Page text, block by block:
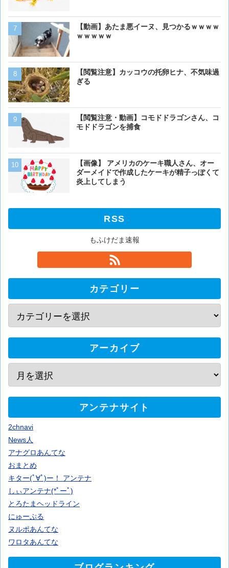
【動画】あたま悪イーヌ、見つかるｗｗｗｗ
ｗｗｗｗｗ
【閲覧注意】カッコウの托卵ヒナ、不気味過
ぎる
【閲覧注意・動画】コモドドラゴンさん、コ
モドドラゴンを捕食
【画像】 アメリカのケーキ職人さん、オー
ダーメイドで作成したケーキが精子っぽくて
炎上してしまう
【画像】ボクの横に来る実
【画像大量！】イッヌさん
ベーリング海のカニ漁「
死亡率は0.02％です」←意
【閲覧注意・動画】コモド
モドドラゴンを捕食
RSS
もふけだま速報
カテゴリー
アーカイブ
アンテナサイト
2chnavi
News人
アナグロあんてな
おまとめ
キター(ﾟ∀ﾟ)ー！ アンテナ
しぃアンテナ(*ﾟーﾟ)
とろたまヘッドライン
にゅーぷる
ヌルポあんてな
ワロタあんてな